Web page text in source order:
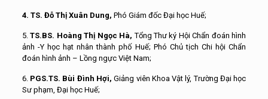
4. TS. Đỗ Thị Xuân Dung, Phó Giám đốc Đại học Huế;
5.TS.BS. Hoàng Thị Ngọc Hà,Tổng Thư ký Hội Chẩn đoán hình
ảnh -Y học hạt nhân thành phố Huế; Phó Chủ tịch Chi hội Chẩn
đoán hình ảnh – Lồng ngực Việt Nam;
6. PGS.TS. Bùi Đình Hợi, Giảng viên Khoa Vật lý, Trường Đại học
Sư phạm, Đại học Huế;